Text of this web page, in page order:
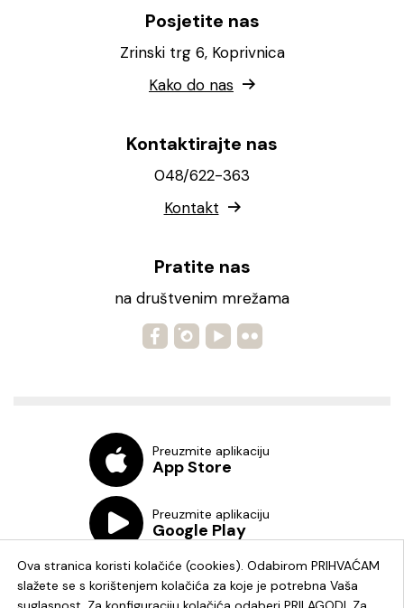
Posjetite nas
Zrinski trg 6, Koprivnica
Kako do nas
Kontaktirajte nas
048/622-363
Kontakt
Pratite nas
na društvenim mrežama
Preuzmite aplikaciju
App Store
Preuzmite aplikaciju
Google Play
Ova stranica koristi kolačiće (cookies). Odabirom PRIHVAĆAM
slažete se s korištenjem kolačića za koje je potrebna Vaša